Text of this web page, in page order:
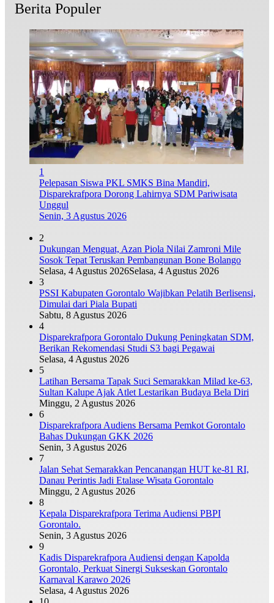
Berita Populer
1
Pelepasan Siswa PKL SMKS Bina Mandiri,
Disparekrafpora Dorong Lahirnya SDM Pariwisata
Unggul
Senin, 3 Agustus 2026
2
Dukungan Menguat, Azan Piola Nilai Zamroni Mile
Sosok Tepat Teruskan Pembangunan Bone Bolango
Selasa, 4 Agustus 2026Selasa, 4 Agustus 2026
3
PSSI Kabupaten Gorontalo Wajibkan Pelatih Berlisensi,
Dimulai dari Piala Bupati
Sabtu, 8 Agustus 2026
4
Disparekrafpora Gorontalo Dukung Peningkatan SDM,
Berikan Rekomendasi Studi S3 bagi Pegawai
Selasa, 4 Agustus 2026
5
Latihan Bersama Tapak Suci Semarakkan Milad ke-63,
Sultan Kalupe Ajak Atlet Lestarikan Budaya Bela Diri
Minggu, 2 Agustus 2026
6
Disparekrafpora Audiens Bersama Pemkot Gorontalo
Bahas Dukungan GKK 2026
Senin, 3 Agustus 2026
7
Jalan Sehat Semarakkan Pencanangan HUT ke-81 RI,
Danau Perintis Jadi Etalase Wisata Gorontalo
Minggu, 2 Agustus 2026
8
Kepala Disparekrafpora Terima Audiensi PBPI
Gorontalo.
Senin, 3 Agustus 2026
9
Kadis Disparekrafpora Audiensi dengan Kapolda
Gorontalo, Perkuat Sinergi Sukseskan Gorontalo
Karnaval Karawo 2026
Selasa, 4 Agustus 2026